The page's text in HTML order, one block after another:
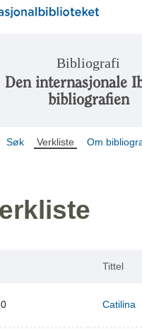
Bibliografi
Den internasjonale
bibliografien
Søk Verkliste Om
Tittel
Catilina